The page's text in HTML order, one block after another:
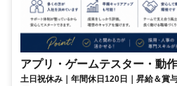
アプリ・ゲームテスター・動
土日祝休み｜年間休日120日｜昇給＆賞